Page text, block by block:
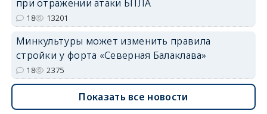
при отражении атаки БПЛА
18 13201
Минкультуры может изменить правила
стройки у форта «Северная Балаклава»
18 2375
Показать все новости